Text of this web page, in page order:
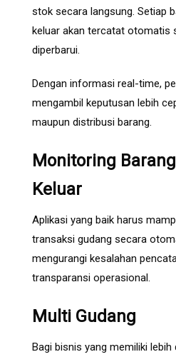
stok secara langsung. Setiap
keluar akan tercatat otomatis
diperbarui.
Dengan informasi real-time,
mengambil keputusan lebih
maupun distribusi barang.
Monitoring
Keluar
Aplikasi yang baik harus
transaksi gudang secara
mengurangi kesalahan
transparansi operasional.
Multi Gudang
Bagi bisnis yang memiliki